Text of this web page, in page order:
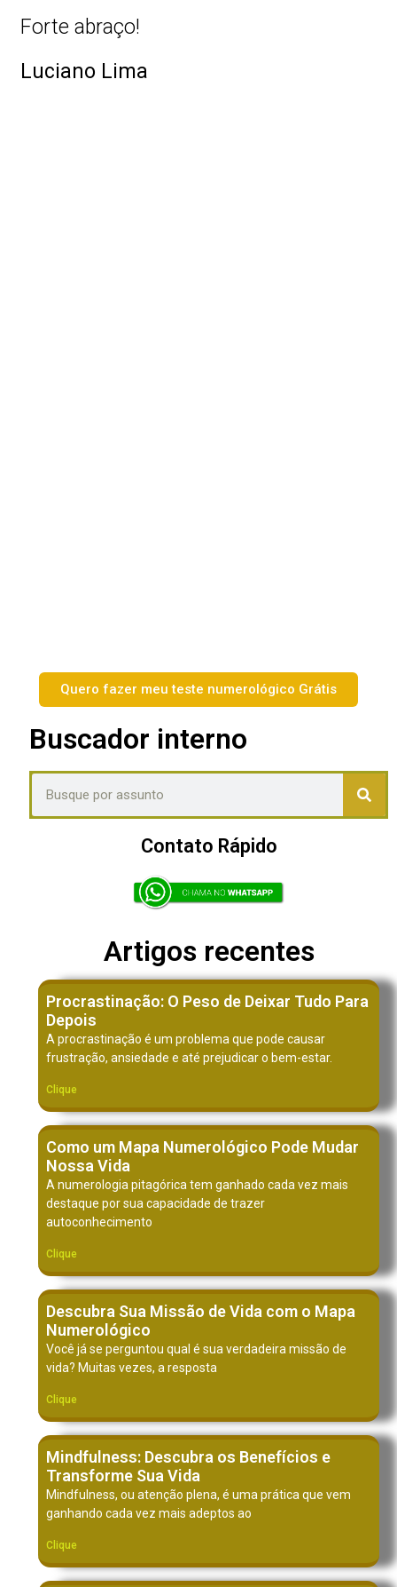
Forte abraço!
Luciano Lima
Quero fazer meu teste numerológico Grátis
Buscador interno
Contato Rápido
Artigos recentes
Procrastinação: O Peso de Deixar Tudo Para
Depois
A procrastinação é um problema que pode causar
frustração, ansiedade e até prejudicar o bem-estar.
Clique
Como um Mapa Numerológico Pode Mudar
Nossa Vida
A numerologia pitagórica tem ganhado cada vez mais
destaque por sua capacidade de trazer
autoconhecimento
Clique
Descubra Sua Missão de Vida com o Mapa
Numerológico
Você já se perguntou qual é sua verdadeira missão de
vida? Muitas vezes, a resposta
Clique
Mindfulness: Descubra os Benefícios e
Transforme Sua Vida
Mindfulness, ou atenção plena, é uma prática que vem
ganhando cada vez mais adeptos ao
Clique